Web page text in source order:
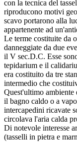
con la tecnica del
riproducono motivi
scavo portarono alla
appartenente ad
Le terme costituite da
danneggiate da due
il V sec.D.C. Esse
tepidarium e il
era costituito da tre
intermedio che
Quest'ultimo ambiente
il bagno caldo o a
intercapedini ricavate
circolava l'aria calda
Di notevole interesse
(tasselli in pietra e